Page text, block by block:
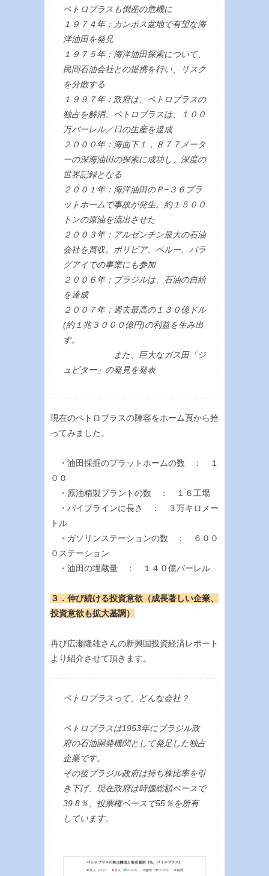
ペトロブラスも倒産の危機に
１９７４年：カンポス盆地で有望な海
洋油田を発見
１９７５年：海洋油田探索について、
民間石油会社との提携を行い、リスク
を分散する
１９９７年：政府は、ペトロブラスの
独占を解消。ペトロブラスは、１００
万バーレル／日の生産を達成
２０００年：海面下１，８７７メータ
ーの深海油田の探索に成功し、深度の
世界記録となる
２００１年：海洋油田のＰ−３６プラ
ットホームで事故が発生。約１５００
トンの原油を流出させた
２００３年：アルゼンチン最大の石油
会社を買収。ボリビア、ペルー、パラ
グアイでの事業にも参加
２００６年：ブラジルは、石油の自給
を達成
２００７年：過去最高の１３０億ドル
(約１兆３０００億円)の利益を生み出
す。
また、巨大なガス田「ジ
ュピター」の発見を発表
現在のペトロブラスの陣容をホーム頁から拾
ってみました。
・油田採掘のプラットホームの数 ： １
００
・原油精製プラントの数 ： １６工場
・パイプラインに長さ ： ３万キロメー
トル
・ガソリンステーションの数 ： ６００
０ステーション
・油田の埋蔵量 ： １４０億バーレル
３．伸び続ける投資意欲（成長著しい企業、
投資意欲も拡大基調）
再び広瀬隆雄さんの新興国投資経済レポート
より紹介させて頂きます。
ペトロブラスって、どんな会社？
ペトロブラスは1953年にブラジル政
府の石油開発機関として発足した独占
企業です。
その後ブラジル政府は持ち株比率を引
き下げ、現在政府は時価総額ベースで
39.8％、投票権ベースで55％を所有
しています。